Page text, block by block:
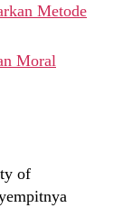
Metode
Moral
of